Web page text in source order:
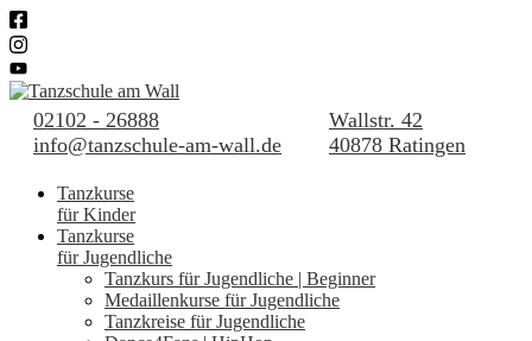
02102 - 26888
info@tanzschule-am-wall.de
Wallstr. 42
40878 Ratingen
Tanzkurse
für Kinder
Tanzkurse
für Jugendliche
Tanzkurs für Jugendliche | Beginner
Medaillenkurse für Jugendliche
Tanzkreise für Jugendliche